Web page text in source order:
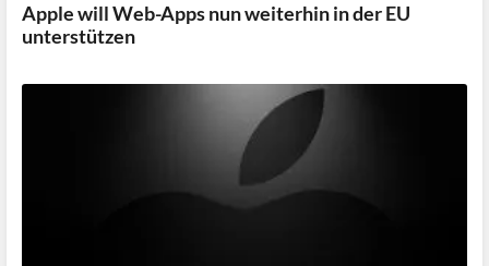
Apple will Web-Apps nun weiterhin in der EU
unterstützen